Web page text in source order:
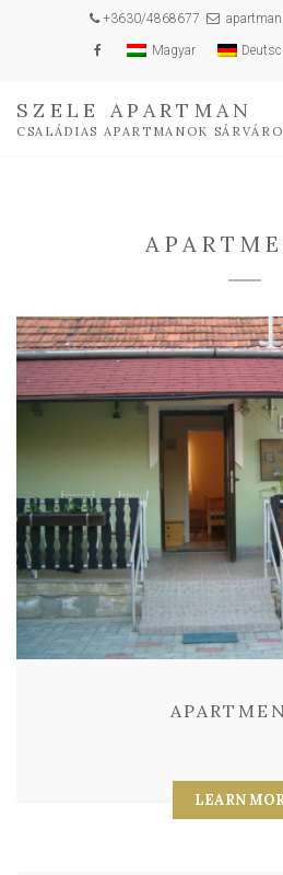
+3630/4868677
Magyar
SZELE APARTMAN
CSALÁDIAS APARTMANOK
LEARN